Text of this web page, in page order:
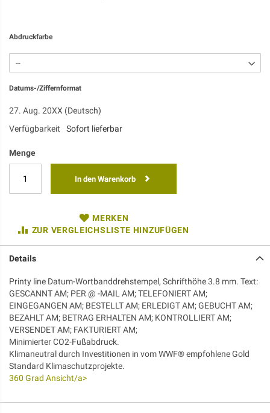
Abdruckfarbe
Datums-/Ziffernformat
27. Aug. 20XX (Deutsch)
Verfügbarkeit
Sofort lieferbar
Menge
In den Warenkorb
MERKEN
ZUR VERGLEICHSLISTE HINZUFÜGEN
Details
Printy line Datum-Wortbanddrehstempel, Schrifthöhe 3.8 mm. Text:
GESCANNT AM; PER @ -MAIL AM; TELEFONIERT AM;
EINGEGANGEN AM; BESTELLT AM; ERLEDIGT AM; GEBUCHT AM;
BEZAHLT AM; BETRAG ERHALTEN AM; KONTROLLIERT AM;
VERSENDET AM; FAKTURIERT AM;
Minimierter CO2-Fußabdruck.
Klimaneutral durch Investitionen in vom WWF® empfohlene Gold
Standard Klimaschutzprojekte.
360 Grad Ansicht/a>